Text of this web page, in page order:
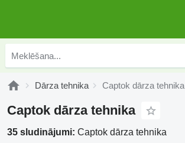
Dārza tehnika Captok dārza tehnika
Captok dārza tehnika
35 sludinājumi: Captok dārza tehnika